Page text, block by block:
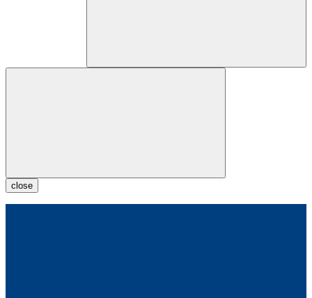
close